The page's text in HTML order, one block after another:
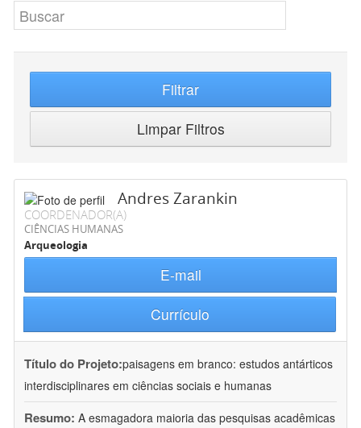
Filtrar
Limpar Filtros
Andres Zarankin
COORDENADOR(A)
CIÊNCIAS HUMANAS
Arqueologia
E-mail
Currículo
Título do Projeto:paisagens em branco: estudos antárticos
interdisciplinares em ciências sociais e humanas
Resumo: A esmagadora maioria das pesquisas acadêmicas